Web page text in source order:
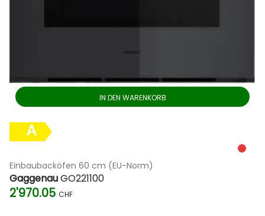
IN DEN WARENKORB
A
Einbaubacköfen 60 cm (EU-Norm)
GaggenauGO221100
2'970.05 CHF